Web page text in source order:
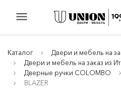
menu
Каталог
Двери и мебель на
Двери и мебель на заказ из
Дверные ручки COLOMBO
BLAZER